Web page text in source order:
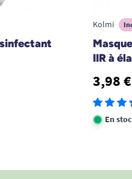
Kolmi
IIR à
3,98 €
En